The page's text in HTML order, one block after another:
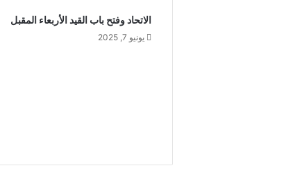
الاتحاد وفتح باب القيد الأربعاء المقبل
يونيو 7, 2025